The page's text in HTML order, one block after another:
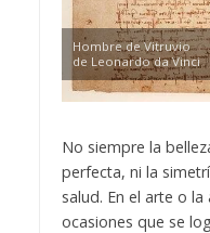
Hombre de Vitruvio
de Leonardo da Vinci
No siempre la
perfecta, ni la
salud. En el arte o
ocasiones que se